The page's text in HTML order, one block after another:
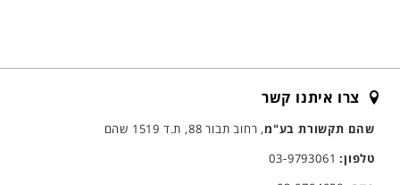
צרו איתנו קשר
שהם תקשורת בע"מ, רחוב תבור 88, ת.ד 1519 שהם
טלפון:03-9793061